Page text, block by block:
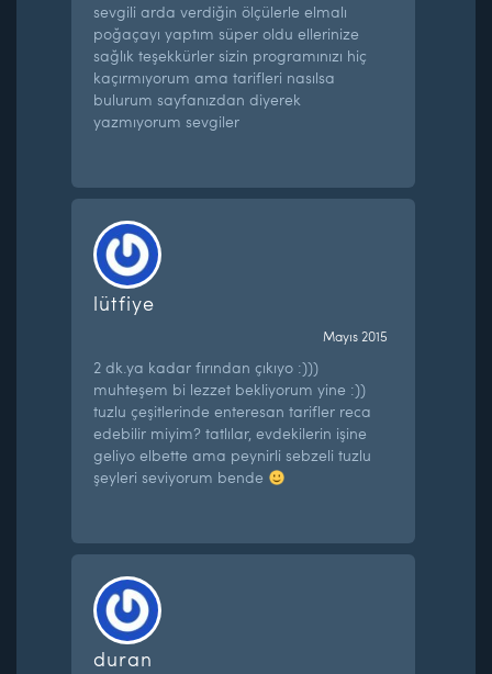
sevgili arda verdiğin ölçülerle elmalı
poğaçayı yaptım süper oldu ellerinize
sağlık teşekkürler sizin programınızı hiç
kaçırmıyorum ama tarifleri nasılsa
bulurum sayfanızdan diyerek
yazmıyorum sevgiler
lütfiye
Mayıs 2015
2 dk.ya kadar fırından çıkıyo :)))
muhteşem bi lezzet bekliyorum yine :))
tuzlu çeşitlerinde enteresan tarifler reca
edebilir miyim? tatlılar, evdekilerin işine
geliyo elbette ama peynirli sebzeli tuzlu
şeyleri seviyorum bende
duran